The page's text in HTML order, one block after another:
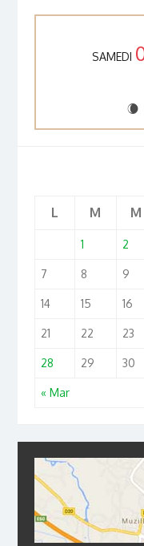
SAMEDI
W
L M M
« Mar
1 2
7 8 9
14 15 16
21 22 23
28 29 30